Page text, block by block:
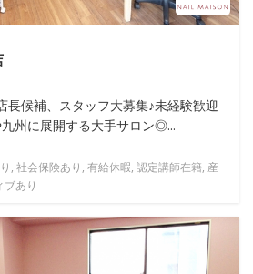
長候補、スタッフ大募集♪未経験歓迎
州に展開する大手サロン◎...
, 社会保険あり, 有給休暇, 認定講師在籍, 産
あり